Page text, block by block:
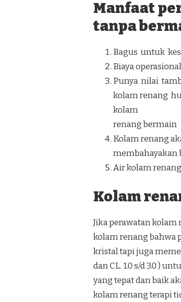
Manfaat
tanpa
Bagus untuk
Biaya
Punya nilai
kolam renang
kolam
renang bermain
Kolam renang
membahayakan
Air kolam
Kolam
Jika perawatan
kolam renang bahwa
kristal tapi juga
dan CL. 1.0 s/d 3.0 )
yang tepat dan baik
kolam renang terapi